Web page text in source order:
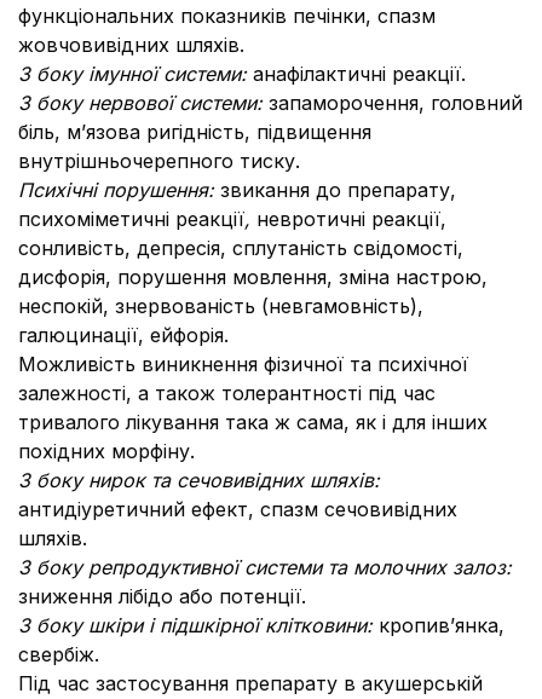
функціональних показників печінки, спазм
жовчовивідних шляхів.
З боку імунної системи: анафілактичні реакції.
З боку нервової системи: запаморочення, головний
біль, м’язова ригідність, підвищення
внутрішньочерепного тиску.
Психічні порушення: звикання до препарату,
психоміметичні реакції, невротичні реакції,
сонливість, депресія, сплутаність свідомості,
дисфорія, порушення мовлення, зміна настрою,
неспокій, знервованість (невгамовність),
галюцинації, ейфорія.
Можливість виникнення фізичної та психічної
залежності, а також толерантності під час
тривалого лікування така ж сама, як і для інших
похідних морфіну.
З боку нирок та сечовивідних шляхів:
антидіуретичний ефект, спазм сечовивідних
шляхів.
З боку репродуктивної системи та молочних залоз:
зниження лібідо або потенції.
З боку шкіри і підшкірної клітковини: кропив’янка,
свербіж.
Під час застосування препарату в акушерській